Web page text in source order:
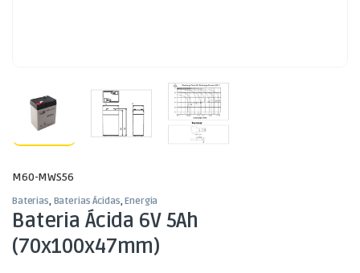
M60-MWS56
Baterias, Baterias Ácidas,Energia
Bateria Ácida 6V 5Ah
(70x100x47mm)